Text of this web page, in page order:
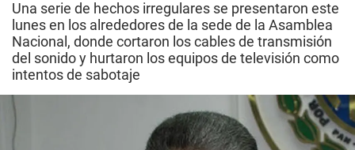
Una serie de hechos irregulares se presentaron este
lunes en los alrededores de la sede de la Asamblea
Nacional, donde cortaron los cables de transmisión
del sonido y hurtaron los equipos de televisión como
intentos de sabotaje